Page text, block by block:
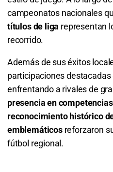
3.40 S/ 34
Total de Goles - Más de 3.5
7.30 S/
Total de Goles - Menos de 3.5
Deportivo Riestra o Empate
2.00
Total de Goles - Más de 0.5
1.14 S/
Total de Goles - Más de 1.5
1.57
campeonatos nacionales
títulos de liga representan
recorrido.
Además de sus éxitos
participaciones
enfrentando a rivales de
presencia en
reconocimiento histórico
emblemáticosreforzaron
fútbol regional.